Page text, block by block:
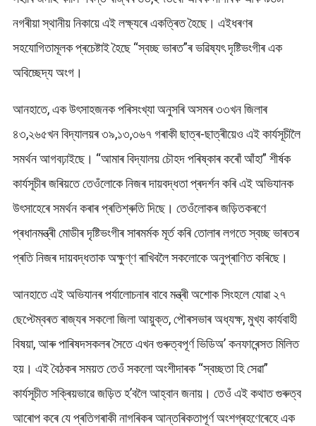
নগৰীয়া স্থানীয় নিকায়ে এই লক্ষ্যৰে একত্ৰিত হৈছে। এইধৰণৰ
সহযোগিতামূলক প্ৰচেষ্টাই হৈছে “স্বচ্ছ ভাৰত”ৰ ভৱিষ্যৎ দৃষ্টিভংগীৰ এক
অবিচ্ছেদ্য অংগ।
আনহাতে, এক উৎসাহজনক পৰিসংখ্যা অনুসৰি অসমৰ ৩৩খন জিলাৰ
৪৩,২৬৫খন বিদ্যালয়ৰ ৩৯,১৩,৩৬৭ গৰাকী ছাত্ৰ-ছাত্ৰীয়েও এই কাৰ্যসূচীলৈ
সমৰ্থন আগবঢ়াইছে। “আমাৰ বিদ্যালয় চৌহদ পৰিষ্কাৰ কৰোঁ আঁহা” শীৰ্ষক
কাৰ্যসূচীৰ জৰিয়তে তেওঁলোকে নিজৰ দায়বদ্ধতা প্ৰদৰ্শন কৰি এই অভিযানক
উৎসাহেৰে সমৰ্থন কৰাৰ প্ৰতিশ্ৰুতি দিছে। তেওঁলোকৰ জড়িতকৰণে
প্ৰধানমন্ত্ৰী মোডীৰ দৃষ্টিভংগীৰ সাৰমৰ্মক মূৰ্ত কৰি তোলাৰ লগতে স্বচ্ছ ভাৰতৰ
প্ৰতি নিজৰ দায়বদ্ধতাক অক্ষুণ্ণ ৰাখিবলৈ সকলোকে অনুপ্ৰাণিত কৰিছে।
আনহাতে এই অভিযানৰ পৰ্যালোচনাৰ বাবে মন্ত্ৰী অশোক সিংহলে যোৱা ২৭
ছেপ্টেম্বৰত ৰাজ্যৰ সকলো জিলা আয়ুক্ত, পৌৰসভাৰ অধ্যক্ষ, মুখ্য কাৰ্যবাহী
বিষয়া, আৰু পাৰিষদসকলৰ সৈতে এখন গুৰুত্বপূৰ্ণ ভিডিঅ’ কনফাৰেন্সত মিলিত
হয়। এই বৈঠকৰ সময়ত তেওঁ সকলো অংশীদাৰক “স্বচ্ছতা হি সেৱা”
কাৰ্যসূচীত সক্ৰিয়ভাৱে জড়িত হ’বলৈ আহ্বান জনায়। তেওঁ এই কথাত গুৰুত্ব
আৰোপ কৰে যে প্ৰতিগৰাকী নাগৰিকৰ আন্তৰিকতাপূৰ্ণ অংশগ্ৰহণেৰেহে এক